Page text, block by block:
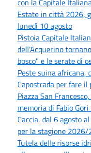
Estate in città 2026,
lunedì 10 agosto
Pistoia Capitale
dell'Acquerino
bosco" e le serate di
Peste suina africana,
Capostrada per fare
Piazza San
memoria di Fabio
Caccia, dal 6 agosto
per la stagione 2026/
Tutela delle risorse